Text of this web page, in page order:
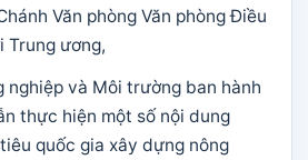
Văn phòng Văn phòng Điều
Trung ương,
nghiệp và Môi trường ban hành
thực hiện một số nội dung
quốc gia xây dựng nông